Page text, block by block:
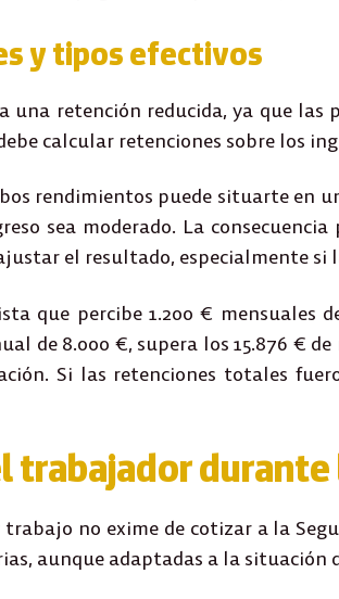
y tipos efectivos
una retención reducida, ya que las
calcular retenciones sobre los
rendimientos puede situarte en
sea moderado. La consecuencia
el resultado, especialmente si
que percibe 1.200 € mensuales
de 8.000 €, supera los 15.876 € de
. Si las retenciones totales
trabajador
trabajo no exime de cotizar a la
aunque adaptadas a la situación